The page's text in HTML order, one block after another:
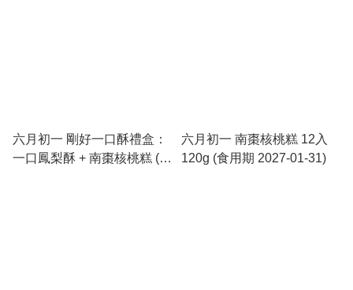
六月初一 剛好一口酥禮盒：
一口鳳梨酥 + 南棗核桃糕 (食
六月初一 南棗核桃糕 12入
120g (食用期 2027-01-31)